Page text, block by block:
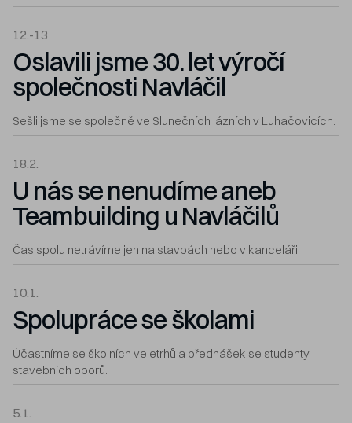
12.-13
Oslavili jsme 30. let výročí
společnosti Navláčil
Sešli jsme se společně ve Slunečních lázních v Luhačovicích.
18.2.
U nás se nenudíme aneb
Teambuilding u Navláčilů
Čas spolu netrávíme jen na stavbách nebo v kanceláři.
10.1.
Spolupráce se školami
Účastníme se školních veletrhů a přednášek se studenty
stavebních oborů.
5.1.